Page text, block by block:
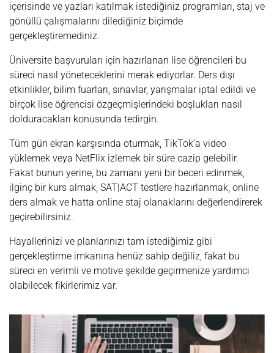
içerisinde ve yazları katılmak istediğiniz programları, staj ve
gönüllü çalışmalarını dilediğiniz biçimde
gerçekleştiremediniz.
Üniversite başvuruları için hazırlanan lise öğrencileri bu
süreci nasıl yöneteceklerini merak ediyorlar. Ders dışı
etkinlikler, bilim fuarları, sınavlar, yarışmalar iptal edildi ve
birçok lise öğrencisi özgeçmişlerindeki boşlukları nasıl
dolduracakları konusunda tedirgin.
Tüm gün ekran karşısında oturmak, TikTok’a video
yüklemek veya NetFlix izlemek bir süre cazip gelebilir.
Fakat bunun yerine, bu zamanı yeni bir beceri edinmek,
ilginç bir kurs almak, SAT|ACT testlere hazırlanmak, online
ders almak ve hatta online staj olanaklarını değerlendirerek
geçirebilirsiniz.
Hayallerinizi ve planlarınızı tam istediğimiz gibi
gerçekleştirme imkanına henüz sahip değiliz, fakat bu
süreci en verimli ve motive şekilde geçirmenize yardımcı
olabilecek fikirlerimiz var.